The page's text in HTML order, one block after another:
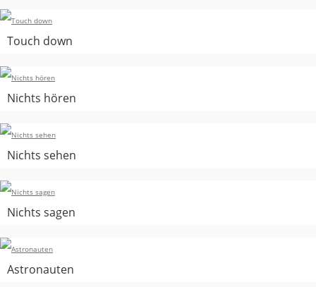
Touch down
Nichts hören
Nichts sehen
Nichts sagen
Astronauten